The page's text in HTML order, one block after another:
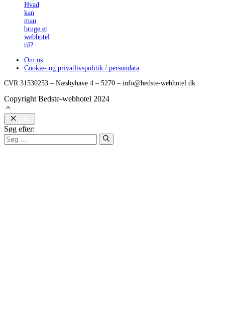
Hvad
kan
man
bruge et
webhotel
til?
Om os
Cookie- og privatlivspolitik / persondata
CVR 31530253 – Næsbyhave 4 – 5270 – info@bedste-webhotel.dk
Copyright Bedste-webhotel 2024
Søg efter: